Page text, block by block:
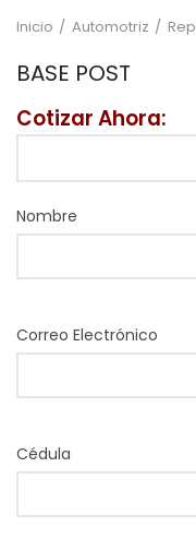
Inicio Automotriz
BASE POST
Cotizar Ahora:
Nombre
Correo Electrónico
Cédula